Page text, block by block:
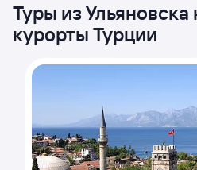
Туры из Ульяновска
курорты Турции